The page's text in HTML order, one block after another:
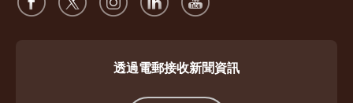
透過電郵接收新聞資訊